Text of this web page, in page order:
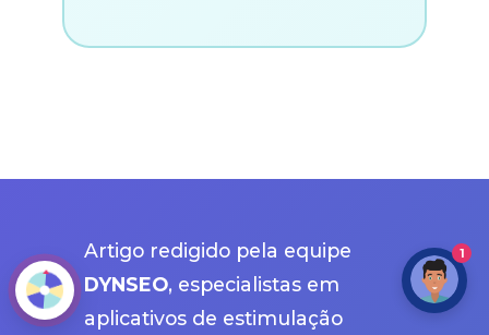
Artigo redigido pela equipe
DYNSEO, especialistas em
aplicativos de estimulação
1